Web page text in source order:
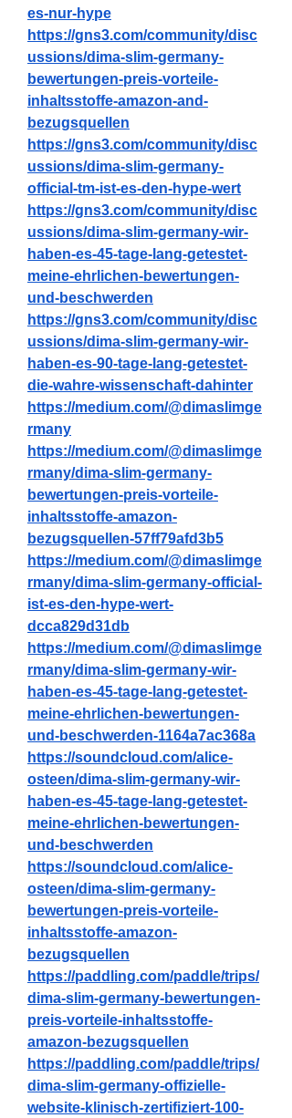
es-nur-hype
https://gns3.com/community/disc
ussions/dima-slim-germany-
bewertungen-preis-vorteile-
inhaltsstoffe-amazon-and-
bezugsquellen
https://gns3.com/community/disc
ussions/dima-slim-germany-
official-tm-ist-es-den-hype-wert
https://gns3.com/community/disc
ussions/dima-slim-germany-wir-
haben-es-45-tage-lang-getestet-
meine-ehrlichen-bewertungen-
und-beschwerden
https://gns3.com/community/disc
ussions/dima-slim-germany-wir-
haben-es-90-tage-lang-getestet-
die-wahre-wissenschaft-dahinter
https://medium.com/@dimaslimge
rmany
https://medium.com/@dimaslimge
rmany/dima-slim-germany-
bewertungen-preis-vorteile-
inhaltsstoffe-amazon-
bezugsquellen-57ff79afd3b5
https://medium.com/@dimaslimge
rmany/dima-slim-germany-official-
ist-es-den-hype-wert-
dcca829d31db
https://medium.com/@dimaslimge
rmany/dima-slim-germany-wir-
haben-es-45-tage-lang-getestet-
meine-ehrlichen-bewertungen-
und-beschwerden-1164a7ac368a
https://soundcloud.com/alice-
osteen/dima-slim-germany-wir-
haben-es-45-tage-lang-getestet-
meine-ehrlichen-bewertungen-
und-beschwerden
https://soundcloud.com/alice-
osteen/dima-slim-germany-
bewertungen-preis-vorteile-
inhaltsstoffe-amazon-
bezugsquellen
https://paddling.com/paddle/trips/
dima-slim-germany-bewertungen-
preis-vorteile-inhaltsstoffe-
amazon-bezugsquellen
https://paddling.com/paddle/trips/
dima-slim-germany-offizielle-
website-klinisch-zertifiziert-100-